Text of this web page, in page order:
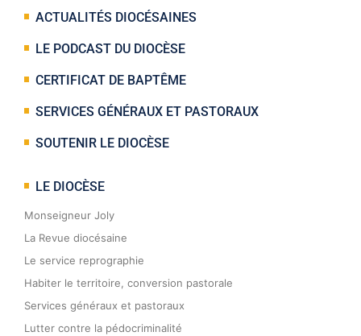
ACTUALITÉS DIOCÉSAINES
LE PODCAST DU DIOCÈSE
CERTIFICAT DE BAPTÊME
SERVICES GÉNÉRAUX ET PASTORAUX
SOUTENIR LE DIOCÈSE
LE DIOCÈSE
Monseigneur Joly
La Revue diocésaine
Le service reprographie
Habiter le territoire, conversion pastorale
Services généraux et pastoraux
Lutter contre la pédocriminalité